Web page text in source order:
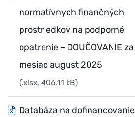
normatívnych finančných
prostriedkov na podporné
opatrenie – DOUČOVANIE za
mesiac august 2025
(.xlsx, 406.11 kB)
Databáza na dofinancovanie